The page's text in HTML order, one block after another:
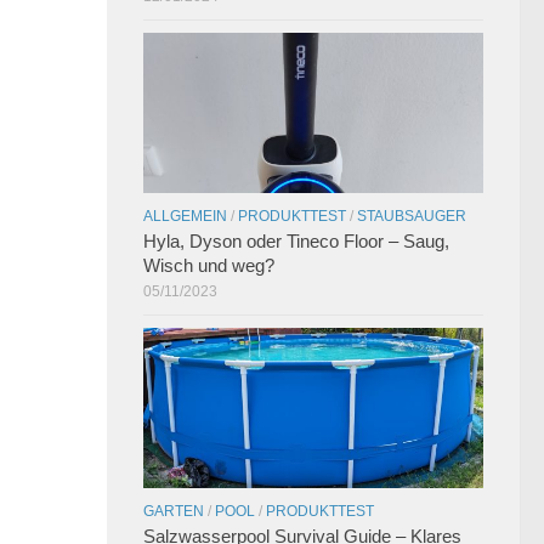
ALLGEMEIN / PRODUKTTEST / STAUBSAUGER
Hyla, Dyson oder Tineco Floor – Saug,
Wisch und weg?
05/11/2023
GARTEN / POOL / PRODUKTTEST
Salzwasserpool Survival Guide – Klares